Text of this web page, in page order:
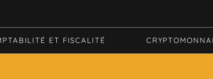
ET FISCALITÉ